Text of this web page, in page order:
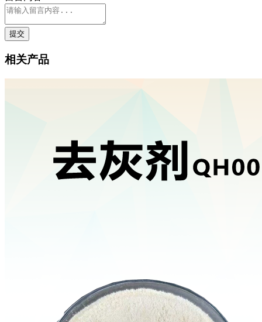
提交
相关产品